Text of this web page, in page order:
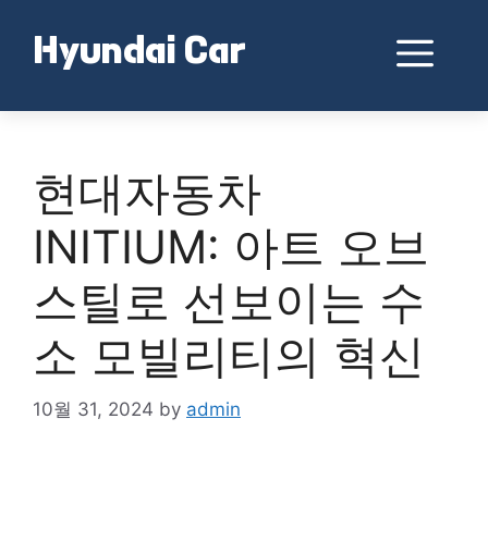
contentHyundai Car
현대자동차
INITIUM: 아트 오브
스틸로 선보이는 수
소 모빌리티의 혁신
10월 31, 2024 by admin